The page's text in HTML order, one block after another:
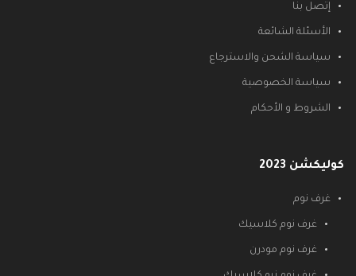
إتصل بنا
الأسئلة الشائعة
سياسة الشحن والاسترجاع
سياسة الخصوصية
الشروط و الأحكام
كوليكشن 2023
غرف نوم
غرف نوم كلاسيك
غرف نوم مودرن